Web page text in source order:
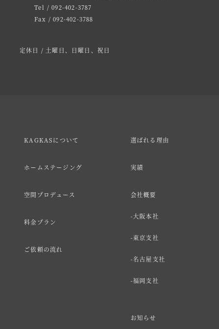
Tel / 092-402-3787
Fax / 092-402-3788
定休日 / 土曜日、日曜日、祝日
KAGKASについて
ホームステージング
空間プロデュース
料金プラン
ご依頼の流れ
選ばれる理由
実績
会社概要
大阪本社
東京支社
名古屋支社
福岡支社
お知らせ